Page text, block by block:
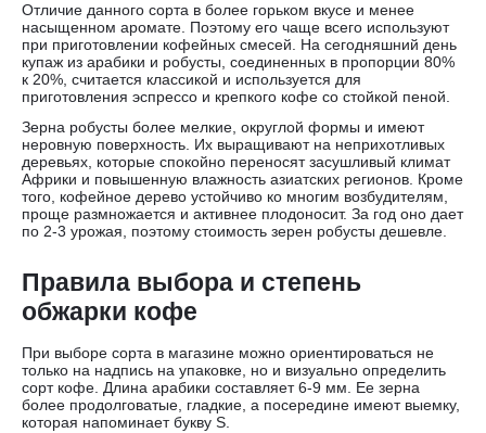
Отличие данного сорта в более горьком вкусе и менее
насыщенном аромате. Поэтому его чаще всего используют
при приготовлении кофейных смесей. На сегодняшний день
купаж из арабики и робусты, соединенных в пропорции 80%
к 20%, считается классикой и используется для
приготовления эспрессо и крепкого кофе со стойкой пеной.
Зерна робусты более мелкие, округлой формы и имеют
неровную поверхность. Их выращивают на неприхотливых
деревьях, которые спокойно переносят засушливый климат
Африки и повышенную влажность азиатских регионов. Кроме
того, кофейное дерево устойчиво ко многим возбудителям,
проще размножается и активнее плодоносит. За год оно дает
по 2-3 урожая, поэтому стоимость зерен робусты дешевле.
Правила выбора и степень
обжарки кофе
При выборе сорта в магазине можно ориентироваться не
только на надпись на упаковке, но и визуально определить
сорт кофе. Длина арабики составляет 6-9 мм. Ее зерна
более продолговатые, гладкие, а посередине имеют выемку,
которая напоминает букву S.